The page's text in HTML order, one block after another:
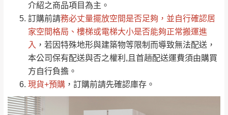
介紹之商品項目為主。
訂購前請務必丈量擺放空間是否足夠 ，並自行確認居
家空間格局、 樓梯或電梯大小是否能夠正常搬運進
入 ，若因特殊地形與建築物等限制而導致無法配送，
本公司保有配送與否之權利,且首趟配送運費須由購買
方自行負擔。
現貨+預購 ，訂購前請先確認庫存。
免 運
費
新竹
峨眉鄉、五峰鄉、
橫山、北埔鄉、尖
石鄉、寶山鄉山
區、新埔山區、芎
台北
接單後二日內(不含例假日)，我們客服會與您
電話聯絡或E-Mail通知確認訂單。
（線上客
服 LINE → @dershin）
下單前先詢問是否現貨 ，若未詢問下單後無
現貨我們客服會再來電或E-Mail與您聯絡
（洽詢方式請搜尋 Line ID →
地區恕無法提供運送 (詳見運送規章)。